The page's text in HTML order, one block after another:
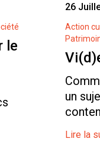
le
26
Action
un
Lire la